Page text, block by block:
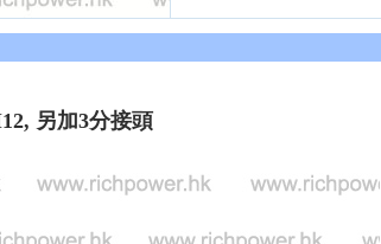
另加3分接頭